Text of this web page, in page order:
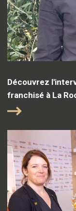
Découvrez
franchisé à La